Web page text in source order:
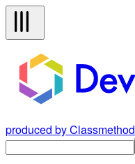
produced by Classmethod